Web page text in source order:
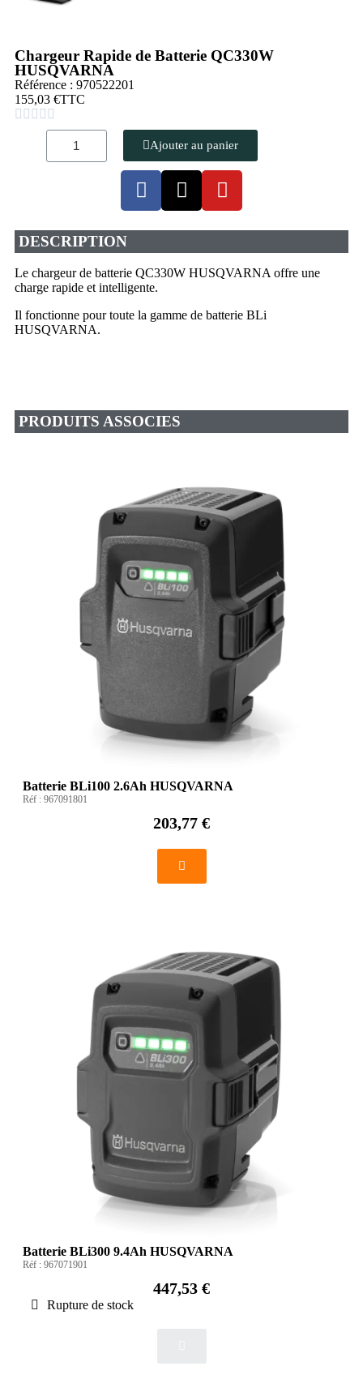
Chargeur Rapide de Batterie QC330W
HUSQVARNA
Référence : 970522201
155,03 €TTC
    
Ajouter au panier
DESCRIPTION
Le chargeur de batterie QC330W HUSQVARNA offre une
charge rapide et intelligente.
Il fonctionne pour toute la gamme de batterie BLi
HUSQVARNA.
PRODUITS ASSOCIES
Batterie BLi100 2.6Ah HUSQVARNA
Réf : 967091801
203,77 €
Batterie BLi300 9.4Ah HUSQVARNA
Réf : 967071901
447,53 €
Rupture de stock